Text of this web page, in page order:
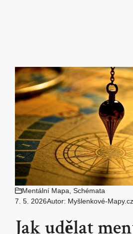
Mentální Mapa Schémata
7. 5. 2026Autor: Myšlenkové-Mapy.cz
Jak udělat